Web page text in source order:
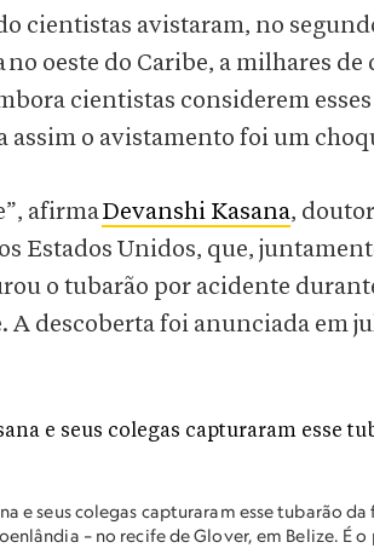
cientistas avistaram, no
oeste do Caribe, a milhares
cientistas considerem esses
assim o avistamento foi um
afirmaDevanshi Kasana,
Estados Unidos, que,
o tubarão por acidente
A descoberta foi anunciada em
e seus colegas capturaram esse tubarão
– no recife de Glover, em Belize. É